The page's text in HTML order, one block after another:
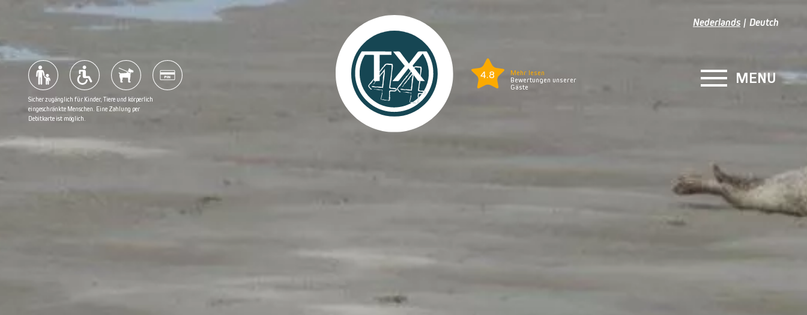
Nederlands Deutch
MENU
4.8
Mehr lesen
Bewertungen unserer
Gäste
Sicher zugänglich für Kinder, Tiere und körperlich
eingeschränkte Menschen. Eine Zahlung per
Debitkarte ist möglich.
Seehunde
Sommerabendkreuzfahrt
Segelroute
Gruppenrabatt
Häufig gestellte Fragen
Möchten Sie Ihre Erfahrungen auf Google teilen?